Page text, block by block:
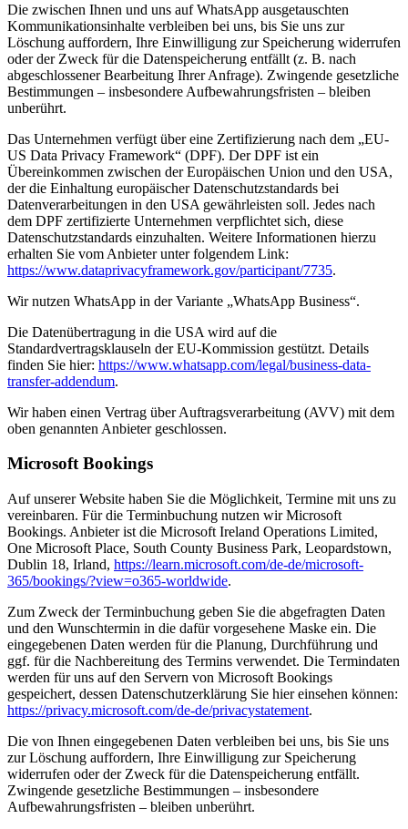
Die zwischen Ihnen und uns auf WhatsApp ausgetauschten
Kommunikationsinhalte verbleiben bei uns, bis Sie uns zur
Löschung auffordern, Ihre Einwilligung zur Speicherung widerrufen
oder der Zweck für die Datenspeicherung entfällt (z. B. nach
abgeschlossener Bearbeitung Ihrer Anfrage). Zwingende gesetzliche
Bestimmungen – insbesondere Aufbewahrungsfristen – bleiben
unberührt.
Das Unternehmen verfügt über eine Zertifizierung nach dem „EU-
US Data Privacy Framework“ (DPF). Der DPF ist ein
Übereinkommen zwischen der Europäischen Union und den USA,
der die Einhaltung europäischer Datenschutzstandards bei
Datenverarbeitungen in den USA gewährleisten soll. Jedes nach
dem DPF zertifizierte Unternehmen verpflichtet sich, diese
Datenschutzstandards einzuhalten. Weitere Informationen hierzu
erhalten Sie vom Anbieter unter folgendem Link:
https://www.dataprivacyframework.gov/participant/7735.
Wir nutzen WhatsApp in der Variante „WhatsApp Business“.
Die Datenübertragung in die USA wird auf die
Standardvertragsklauseln der EU-Kommission gestützt. Details
finden Sie hier: https://www.whatsapp.com/legal/business-data-
transfer-addendum.
Wir haben einen Vertrag über Auftragsverarbeitung (AVV) mit dem
oben genannten Anbieter geschlossen.
Microsoft Bookings
Auf unserer Website haben Sie die Möglichkeit, Termine mit uns zu
vereinbaren. Für die Terminbuchung nutzen wir Microsoft
Bookings. Anbieter ist die Microsoft Ireland Operations Limited,
One Microsoft Place, South County Business Park, Leopardstown,
Dublin 18, Irland, https://learn.microsoft.com/de-de/microsoft-
365/bookings/?view=o365-worldwide.
Zum Zweck der Terminbuchung geben Sie die abgefragten Daten
und den Wunschtermin in die dafür vorgesehene Maske ein. Die
eingegebenen Daten werden für die Planung, Durchführung und
ggf. für die Nachbereitung des Termins verwendet. Die Termindaten
werden für uns auf den Servern von Microsoft Bookings
gespeichert, dessen Datenschutzerklärung Sie hier einsehen können:
https://privacy.microsoft.com/de-de/privacystatement.
Die von Ihnen eingegebenen Daten verbleiben bei uns, bis Sie uns
zur Löschung auffordern, Ihre Einwilligung zur Speicherung
widerrufen oder der Zweck für die Datenspeicherung entfällt.
Zwingende gesetzliche Bestimmungen – insbesondere
Aufbewahrungsfristen – bleiben unberührt.